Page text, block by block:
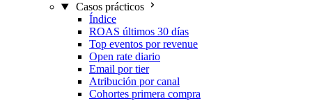
Casos prácticos
Índice
ROAS últimos 30 días
Top eventos por revenue
Open rate diario
Email por tier
Atribución por canal
Cohortes primera compra